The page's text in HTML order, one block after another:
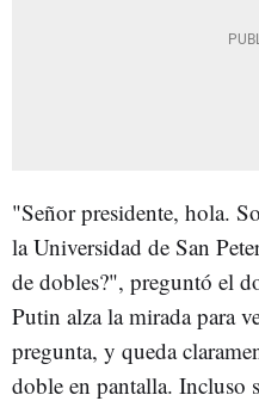
"Señor presidente, hola.
la Universidad de San
de dobles?", preguntó el
Putin alza la mirada para
pregunta, y queda
doble en pantalla. Incluso